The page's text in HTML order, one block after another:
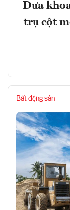
Đưa
trụ cột
Bất động sản